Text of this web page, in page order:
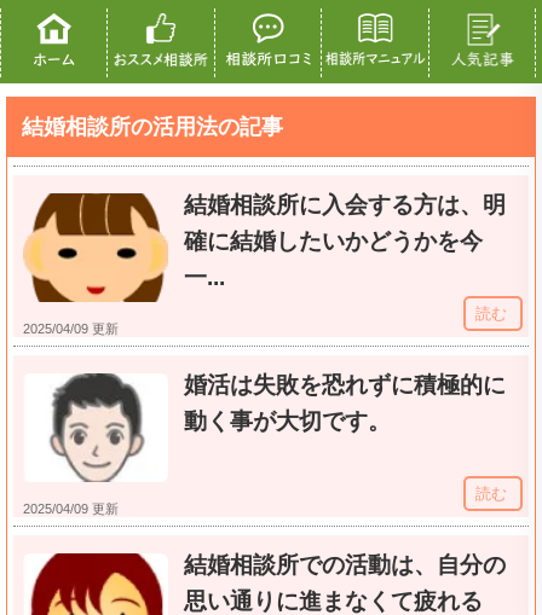
結婚相談所の活用法の記事
2025/04/09 更新
結婚相談所に入会する方は、明
確に結婚したいかどうかを今
一...
読む
2025/04/09 更新
婚活は失敗を恐れずに積極的に
動く事が大切です。
読む
結婚相談所での活動は、自分の
思い通りに進まなくて疲れる